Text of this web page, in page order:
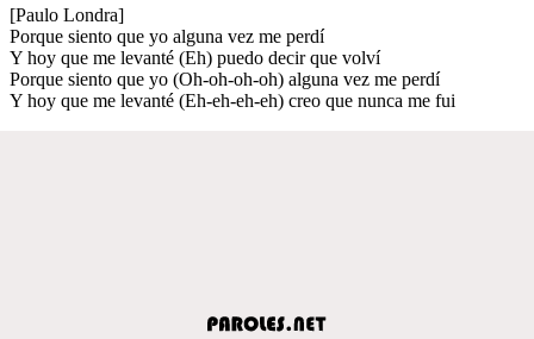
[Paulo Londra]
Porque siento que yo alguna vez me perdí
Y hoy que me levanté (Eh) puedo decir que volví
Porque siento que yo (Oh-oh-oh-oh) alguna vez me perdí
Y hoy que me levanté (Eh-eh-eh-eh) creo que nunca me fui